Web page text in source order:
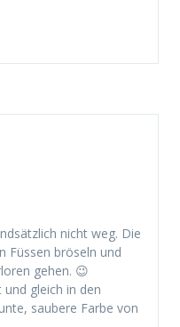
nicht weg. Die
Füssen bröseln und
gehen. 😉
gleich in den
saubere Farbe von